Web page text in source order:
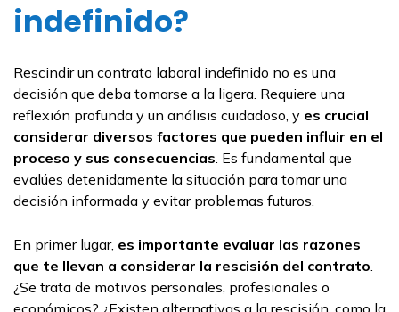
indefinido?
Rescindir un contrato laboral indefinido no es una
decisión que deba tomarse a la ligera. Requiere una
reflexión profunda y un análisis cuidadoso, y es crucial
considerar diversos factores que pueden influir en el
proceso y sus consecuencias. Es fundamental que
evalúes detenidamente la situación para tomar una
decisión informada y evitar problemas futuros.
En primer lugar, es importante evaluar las razones
que te llevan a considerar la rescisión del contrato.
¿Se trata de motivos personales, profesionales o
económicos? ¿Existen alternativas a la rescisión, como la